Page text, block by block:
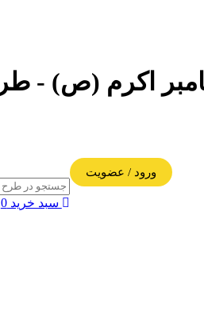
ورود / عضویت
سبد خرید0